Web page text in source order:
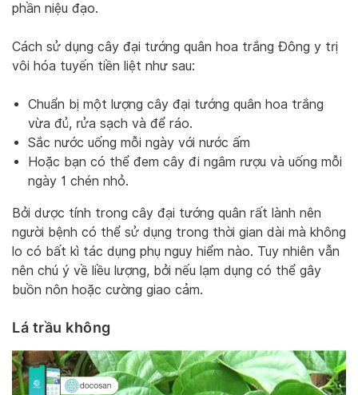
phần niệu đạo.
Cách sử dụng cây đại tướng quân hoa trắng Đông y trị
vôi hóa tuyến tiền liệt như sau:
Chuẩn bị một lượng cây đại tướng quân hoa trắng
vừa đủ, rửa sạch và để ráo.
Sắc nước uống mỗi ngày với nước ấm
Hoặc bạn có thể đem cây đi ngâm rượu và uống mỗi
ngày 1 chén nhỏ.
Bởi dược tính trong cây đại tướng quân rất lành nên
người bệnh có thể sử dụng trong thời gian dài mà không
lo có bất kì tác dụng phụ nguy hiểm nào. Tuy nhiên vẫn
nên chú ý về liều lượng, bởi nếu lạm dụng có thể gây
buồn nôn hoặc cường giao cảm.
Lá trầu không